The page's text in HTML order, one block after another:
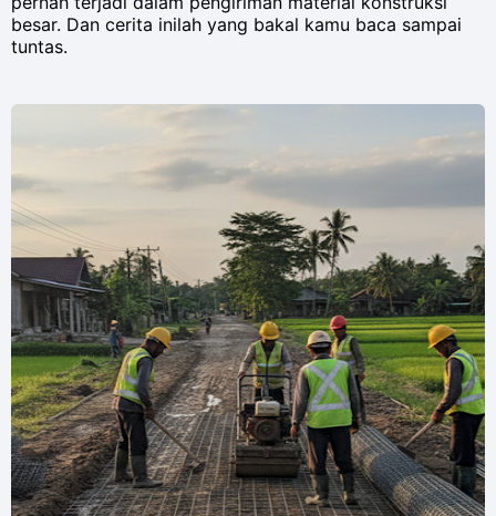
besar. Dan cerita inilah yang bakal kamu baca sampai
tuntas.